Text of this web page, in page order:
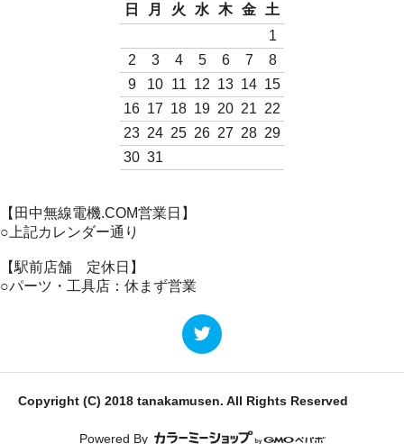
日
月 火 水 木 金
土
1
2
3 4 5 6 7
8
9
10 11 12 13 14 15
16 17 18 19 20 21 22
23 24 25 26 27 28 29
30 31
【田中無線電機.COM営業日】
○上記カレンダー通り
【駅前店舗 定休日】
○パーツ・工具店：休まず営業
Copyright (C) 2018 tanakamusen. All Rights Reserved
Powered By